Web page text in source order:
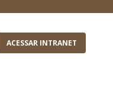
ACESSAR INTRANET